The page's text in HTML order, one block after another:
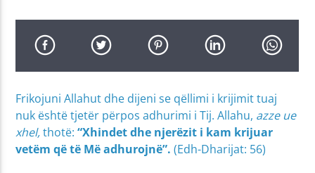
Frikojuni Allahut dhe dijeni se qëllimi i krijimit tuaj
nuk është tjetër përpos adhurimi i Tij. Allahu, azze ue
xhel,thotë:“Xhindet dhe njerëzit i kam krijuar
vetëm që të Më adhurojnë”.(Edh-Dharijat: 56)